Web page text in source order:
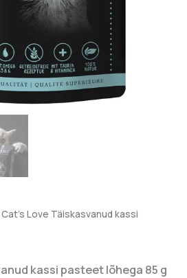
Cat’s Love Täiskasvanud kassi
kassi pasteet lõhega 85 g